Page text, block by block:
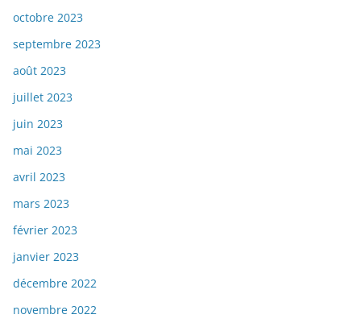
octobre 2023
septembre 2023
août 2023
juillet 2023
juin 2023
mai 2023
avril 2023
mars 2023
février 2023
janvier 2023
décembre 2022
novembre 2022